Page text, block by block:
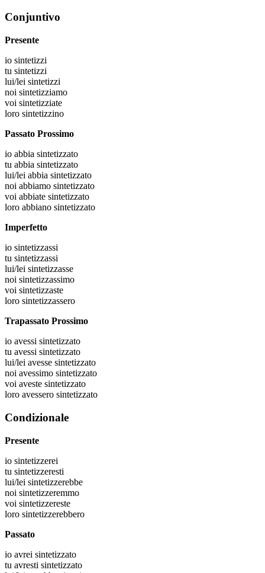
Conjuntivo
Presente
io sintetizzi
tu sintetizzi
lui/lei sintetizzi
noi sintetizziamo
voi sintetizziate
loro sintetizzino
Passato Prossimo
io abbia sintetizzato
tu abbia sintetizzato
lui/lei abbia sintetizzato
noi abbiamo sintetizzato
voi abbiate sintetizzato
loro abbiano sintetizzato
Imperfetto
io sintetizzassi
tu sintetizzassi
lui/lei sintetizzasse
noi sintetizzassimo
voi sintetizzaste
loro sintetizzassero
Trapassato Prossimo
io avessi sintetizzato
tu avessi sintetizzato
lui/lei avesse sintetizzato
noi avessimo sintetizzato
voi aveste sintetizzato
loro avessero sintetizzato
Condizionale
Presente
io sintetizzerei
tu sintetizzeresti
lui/lei sintetizzerebbe
noi sintetizzeremmo
voi sintetizzereste
loro sintetizzerebbero
Passato
io avrei sintetizzato
tu avresti sintetizzato